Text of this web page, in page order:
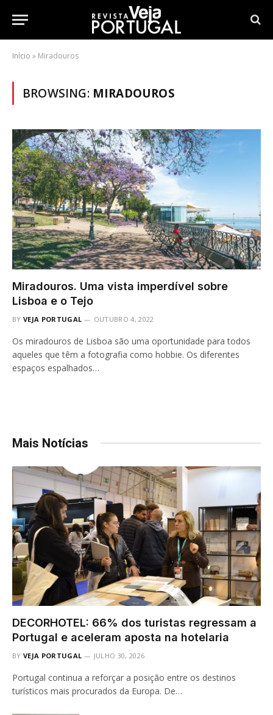
Início » Miradouros
BROWSING: MIRADOUROS
Miradouros. Uma vista imperdível sobre
Lisboa e o Tejo
BY VEJA PORTUGAL OUTUBRO 4, 2022
Os miradouros de Lisboa são uma oportunidade para todos
aqueles que têm a fotografia como hobbie. Os diferentes
espaços espalhados…
Mais Notícias
DECORHOTEL: 66% dos turistas regressam a
Portugal e aceleram aposta na hotelaria
BY VEJA PORTUGAL JULHO 30, 2026
Portugal continua a reforçar a posição entre os destinos
turísticos mais procurados da Europa. De…